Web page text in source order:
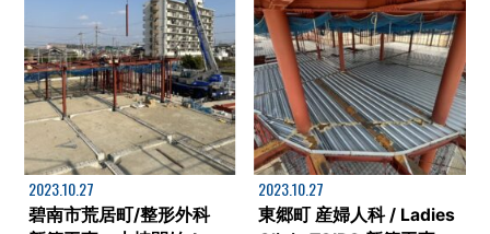
2023.10.27
碧南市荒居町/整形外科
2023.10.27
東郷町 産婦人科 / Ladies